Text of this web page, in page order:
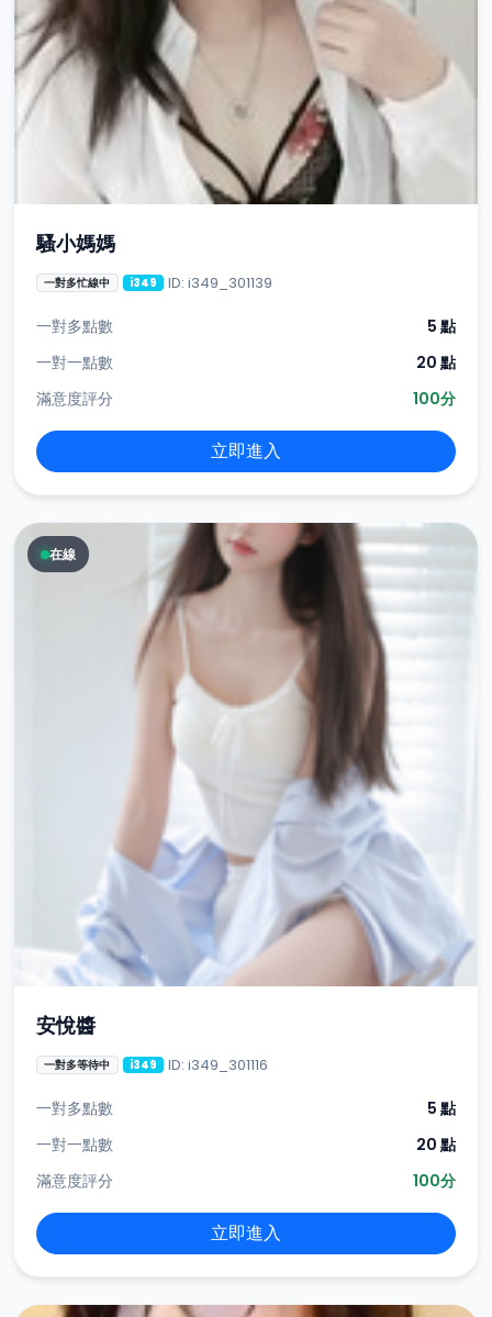
騷小媽媽
一對多忙線中 i349 ID: i349_301139
一對多點數
5 點
一對一點數
20 點
滿意度評分
100分
立即進入
在線
安悅醬
一對多等待中 i349 ID: i349_301116
一對多點數
5 點
一對一點數
20 點
滿意度評分
100分
立即進入